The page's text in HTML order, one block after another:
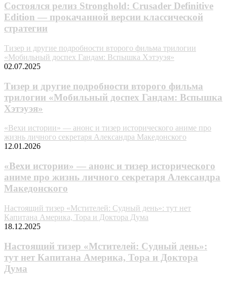
Состоялся релиз Stronghold: Crusader Definitive
Edition — прокачанной версии классической
стратегии
Тизер и другие подробности второго фильма трилогии
«Мобильный доспех Гандам: Вспышка Хэтэуэя»
02.07.2025
Тизер и другие подробности второго фильма
трилогии «Мобильный доспех Гандам: Вспышка
Хэтэуэя»
«Вехи истории» — анонс и тизер исторического аниме про
жизнь личного секретаря Александра Македонского
12.01.2026
«Вехи истории» — анонс и тизер исторического
аниме про жизнь личного секретаря Александра
Македонского
Настоящий тизер «Мстителей: Судный день»: тут нет
Капитана Америка, Тора и Доктора Дума
18.12.2025
Настоящий тизер «Мстителей: Судный день»:
тут нет Капитана Америка, Тора и Доктора
Дума